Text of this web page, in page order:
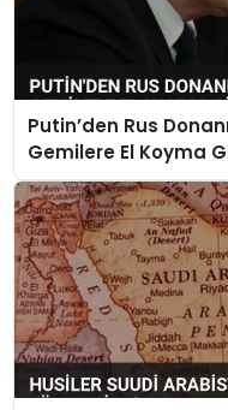
Putin’den Rus
Gemilere El Koyma